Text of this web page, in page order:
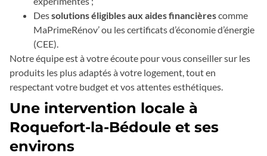
Dessolutions éligibles aux aides financièrescomme
MaPrimeRénov’ ou les certificats d’économie d’énergie
(CEE).
Notre équipe est à votre écoute pour vous conseiller sur les
produits les plus adaptés à votre logement, tout en
respectant votre budget et vos attentes esthétiques.
Une intervention locale à
Roquefort-la-Bédoule et ses
environs